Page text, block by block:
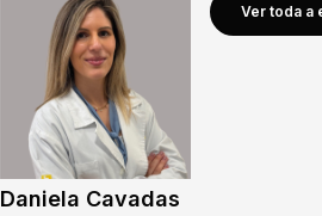
Daniela Cavadas
Ver toda a